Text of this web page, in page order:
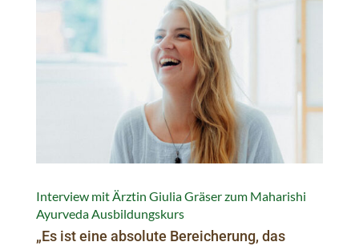
Interview mit Ärztin Giulia Gräser zum Maharishi
Ayurveda Ausbildungskurs
„Es ist eine absolute Bereicherung, das